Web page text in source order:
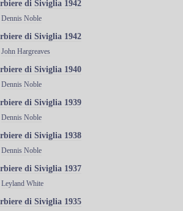
di Siviglia 1942
Dennis Noble
di Siviglia 1942
John Hargreaves
di Siviglia 1940
Dennis Noble
di Siviglia 1939
Dennis Noble
di Siviglia 1938
Dennis Noble
di Siviglia 1937
Leyland White
di Siviglia 1935